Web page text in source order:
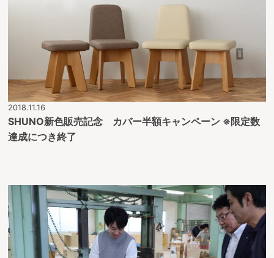
2018.11.16
SHUNO新色販売記念 カバー半額キャンペーン ※限定数
達成につき終了